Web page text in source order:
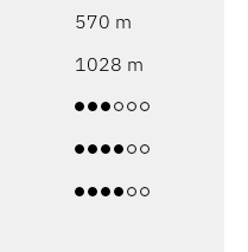
570 m
1028 m